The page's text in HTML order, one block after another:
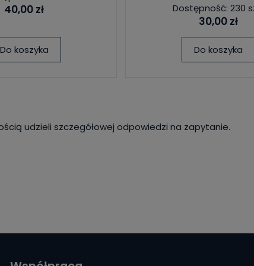
40,00 zł
Do koszyka
Dostępność: 230
30,00 zł
Do koszyka
udzieli szczegółowej odpowiedzi na zapytanie.